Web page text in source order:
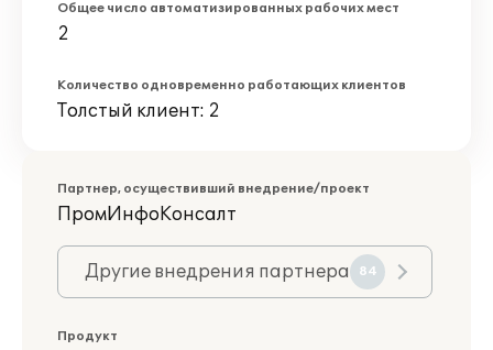
Общее число автоматизированных рабочих мест
2
Количество одновременно работающих клиентов
Толстый клиент: 2
Партнер, осуществивший внедрение/проект
ПромИнфоКонсалт
Другие внедрения партнера 84
Продукт